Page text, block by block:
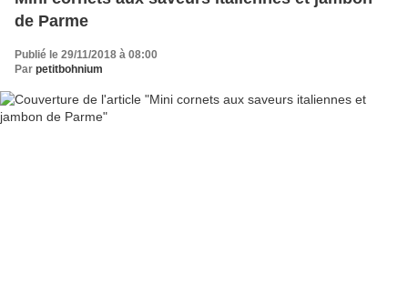
de Parme
Publié le 29/11/2018 à 08:00
Par petitbohnium